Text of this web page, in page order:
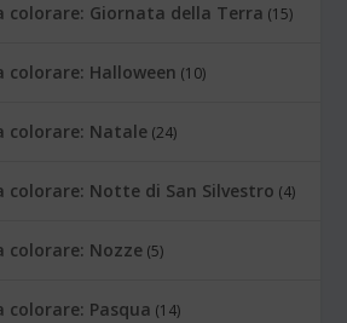
colorare: Giornata della Terra (15)
colorare: Halloween (10)
colorare: Natale (24)
colorare: Notte di San Silvestro (4)
colorare: Nozze (5)
colorare: Pasqua (14)